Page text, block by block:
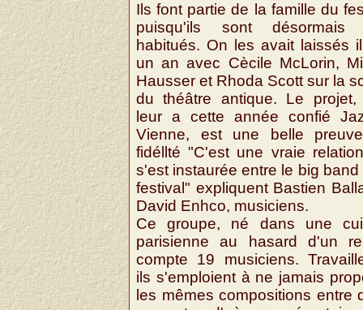
Ils font partie de la famille du
puisqu'ils sont désormais
habitués. On les avait laissés
un an avec Cècile McLorin,
Hausser et Rhoda Scott sur la
du théâtre antique. Le projet,
leur a cette année confié
Vienne, est une belle
fidéllté "C'est une vraie
s'est instaurée entre le big band
festival" expliquent Bastien
David Enhco, musiciens.
Ce groupe, né dans une
parisienne au hasard d'un
compte 19 musiciens.
ils s'emploient à ne jamais
les mêmes compositions entre